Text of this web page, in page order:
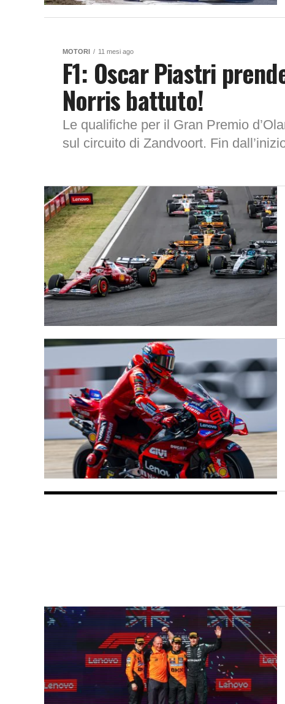
MOTORI 11 mesi ago
F1: Oscar Piastri
Norris battuto!
Le qualifiche per il Gran Premio
sul circuito di Zandvoort. Fin